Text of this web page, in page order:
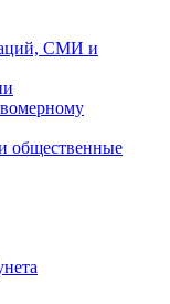
СМИ и
общественные